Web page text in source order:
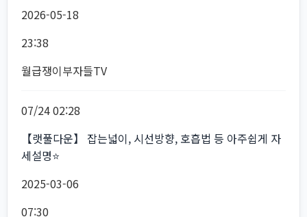
2026-05-18
23:38
월급쟁이부자들TV
07/24 02:28
【랫풀다운】 잡는넓이, 시선방향, 호흡법 등 아주쉽게 자
세설명⭐️
2025-03-06
07:30